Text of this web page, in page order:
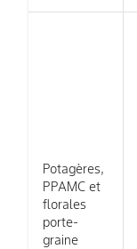
Potagères,
PPAMC et
florales
porte-
graine